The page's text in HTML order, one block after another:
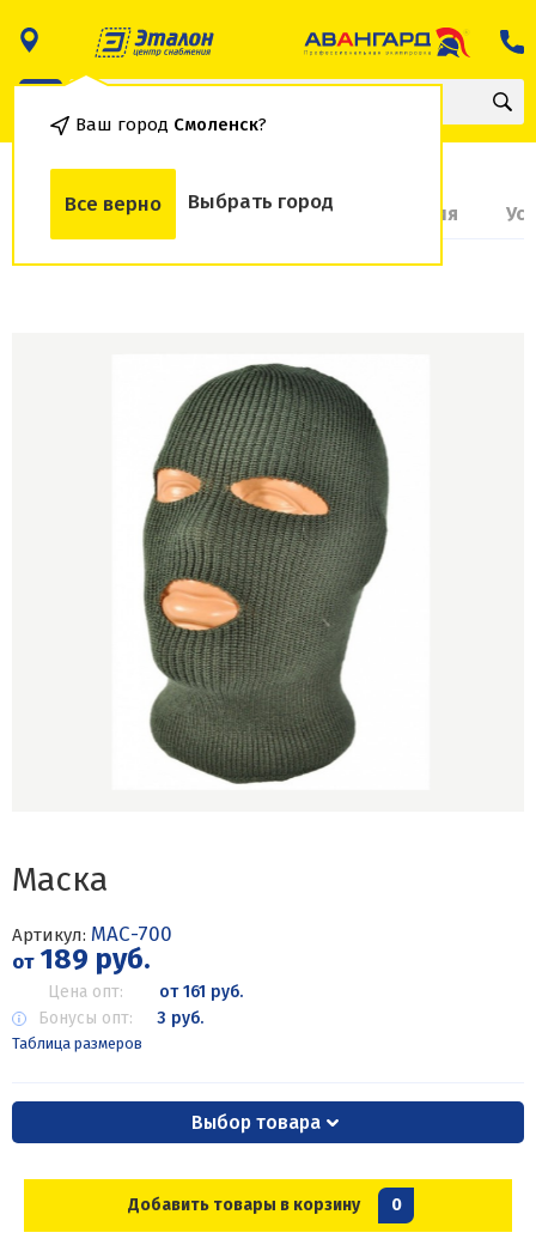
Ваш город Смоленск?
Все верно Выбрать город
О товаре Доставка и оплата Гарантия
Маска
Артикул: МАС-700
от189 руб.
Цена опт:
от 161 руб.
Бонусы опт:
3 руб.
Таблица размеров
Выбор товара
Добавить товары в корзину 0